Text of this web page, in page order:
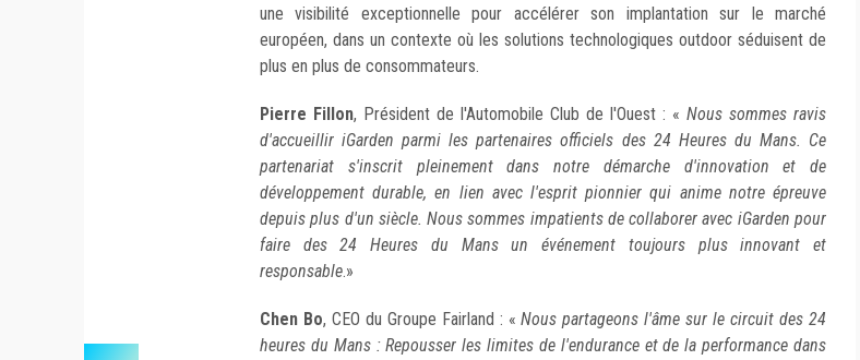
une visibilité exceptionnelle pour accélérer son implantation sur le marché
européen, dans un contexte où les solutions technologiques outdoor séduisent de
plus en plus de consommateurs.
Pierre Fillon, Président de l'Automobile Club de l'Ouest : « Nous sommes ravis
d'accueillir iGarden parmi les partenaires officiels des 24 Heures du Mans. Ce
partenariat s'inscrit pleinement dans notre démarche d'innovation et de
développement durable, en lien avec l'esprit pionnier qui anime notre épreuve
depuis plus d'un siècle. Nous sommes impatients de collaborer avec iGarden pour
faire des 24 Heures du Mans un événement toujours plus innovant et
responsable.»
Chen Bo, CEO du Groupe Fairland : «Nous partageons l'âme sur le circuit des 24
heures du Mans : Repousser les limites de l'endurance et de la performance dans